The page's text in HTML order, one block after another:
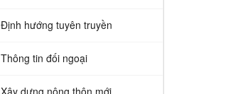
Định hướng tuyên truyền
Thông tin đối ngoại